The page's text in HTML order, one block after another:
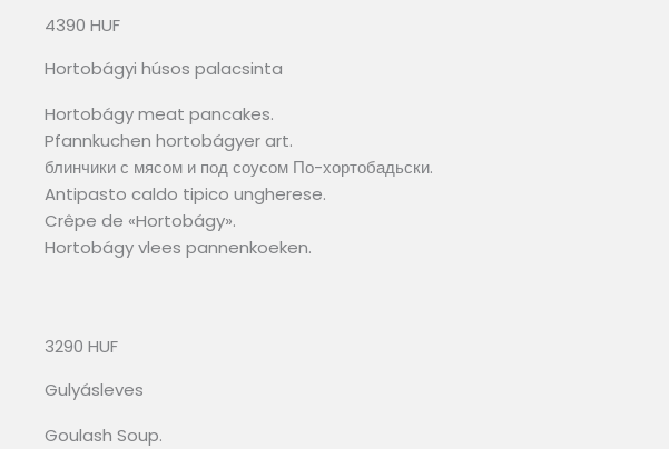
4390 HUF
Hortobágyi húsos palacsinta
Hortobágy meat pancakes.
Pfannkuchen hortobágyer art.
блинчики с мясом и под соусом По-хортобадьски.
Antipasto caldo tipico ungherese.
Crêpe de «Hortobágy».
Hortobágy vlees pannenkoeken.
3290 HUF
Gulyásleves
Goulash Soup.